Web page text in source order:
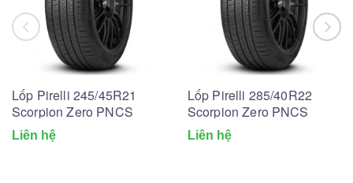
Lốp Pirelli 245/45R21
Scorpion Zero PNCS
Liên hệ
Lốp Pirelli 285/40R22
Scorpion Zero PNCS
Liên hệ